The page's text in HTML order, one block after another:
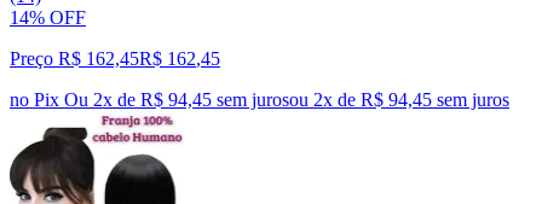
14% OFF
Preço R$ 162,45R$ 162,45
no Pix Ou 2x de R$ 94,45 sem jurosou 2x de R$ 94,45 sem juros